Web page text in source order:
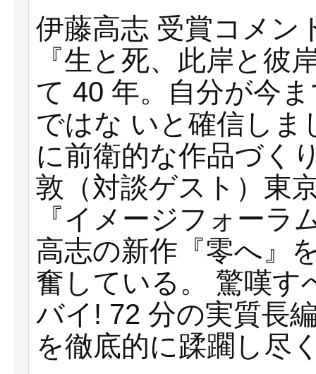
伊藤⾼志 受賞コメン
『⽣と死、此岸と彼
て 40 年。⾃分が今
ではな いと確信しま
に前衛的な作品づく
敦（対談ゲスト）東
『イメージフォーラ
⾼志の新作『零へ』
奮している。 驚嘆す
バイ! 72 分の実質⻑
を徹底的に蹂躙し尽